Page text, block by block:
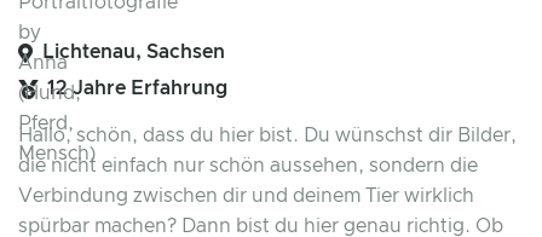
Lichtenau, Sachsen
12 Jahre Erfahrung
Hallo, schön, dass du hier bist. Du wünschst dir Bilder,
die nicht einfach nur schön aussehen, sondern die
Verbindung zwischen dir und deinem Tier wirklich
spürbar machen? Dann bist du hier genau richtig. Ob